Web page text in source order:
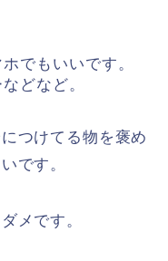
でもいいです。
どなど。
つけてる物を褒め
です。
メです。